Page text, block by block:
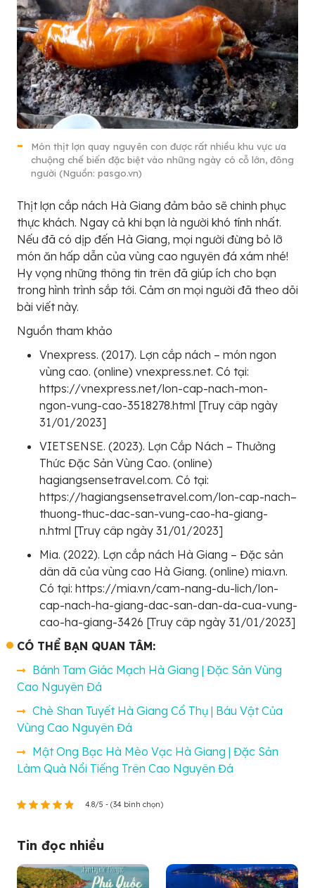
Món thịt lợn quay nguyên con được rất nhiều khu vực ưa
chuộng chế biến đặc biệt vào những ngày có cỗ lớn, đông
người (Nguồn: pasgo.vn)
Thịt lợn cắp nách Hà Giang đảm bảo sẽ chinh phục
thực khách. Ngay cả khi bạn là người khó tính nhất.
Nếu đã có dịp đến Hà Giang, mọi người đừng bỏ lỡ
món ăn hấp dẫn của vùng cao nguyên đá xám nhé!
Hy vọng những thông tin trên đã giúp ích cho bạn
trong hình trình sắp tới. Cảm ơn mọi người đã theo dõi
bài viết này.
Nguồn tham khảo
Vnexpress. (2017). Lợn cắp nách – món ngon
vùng cao. (online) vnexpress.net. Có tại:
https://vnexpress.net/lon-cap-nach-mon-
ngon-vung-cao-3518278.html [Truy câp ngày
31/01/2023]
VIETSENSE. (2023). Lợn Cắp Nách – Thưởng
Thức Đặc Sản Vùng Cao. (online)
hagiangsensetravel.com. Có tại:
https://hagiangsensetravel.com/lon-cap-nach–
thuong-thuc-dac-san-vung-cao-ha-giang-
n.html [Truy câp ngày 31/01/2023]
Mia. (2022). Lợn cắp nách Hà Giang – Đặc sản
dân dã của vùng cao Hà Giang. (online) mia.vn.
Có tại: https://mia.vn/cam-nang-du-lich/lon-
cap-nach-ha-giang-dac-san-dan-da-cua-vung-
cao-ha-giang-3426 [Truy câp ngày 31/01/2023]
CÓ THỂ BẠN QUAN TÂM:
Bánh Tam Giác Mạch Hà Giang | Đặc Sản Vùng
Cao Nguyên Đá
Chè Shan Tuyết Hà Giang Cổ Thụ | Báu Vật Của
Vùng Cao Nguyên Đá
Mật Ong Bạc Hà Mèo Vạc Hà Giang | Đặc Sản
Làm Quà Nổi Tiếng Trên Cao Nguyên Đá
4.8/5 - (34 bình chọn)
Tin đọc nhiều